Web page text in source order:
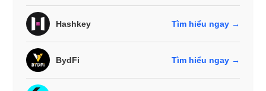
Hashkey Tìm hiểu ngay →
BydFi Tìm hiểu ngay →